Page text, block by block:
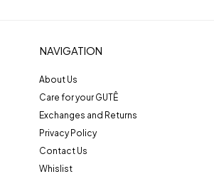
NAVIGATION
About Us
Care for your GUTÊ
Exchanges and Returns
Privacy Policy
Contact Us
Whislist